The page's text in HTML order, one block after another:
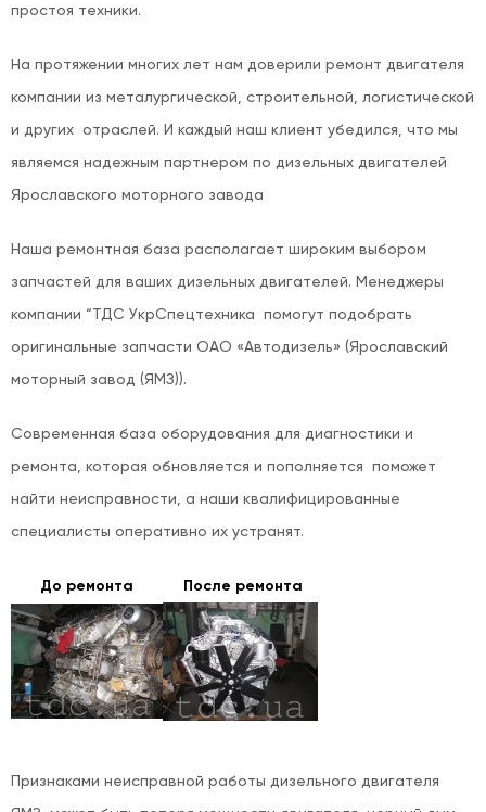
простоя техники.
На протяжении многих лет нам доверили ремонт двигателя
компании из металургической, строительной, логистической
и других отраслей. И каждый наш клиент убедился, что мы
являемся надежным партнером по дизельных двигателей
Ярославского моторного завода
Наша ремонтная база располагает широким выбором
запчастей для ваших дизельных двигателей. Менеджеры
компании “ТДС УкрСпецтехника помогут подобрать
оригинальные запчасти ОАО «Автодизель» (Ярославский
моторный завод (ЯМЗ)).
Современная база оборудования для диагностики и
ремонта, которая обновляется и пополняется поможет
найти неисправности, а наши квалифицированные
специалисты оперативно их устранят.
До ремонта После ремонта
Признаками неисправной работы дизельного двигателя